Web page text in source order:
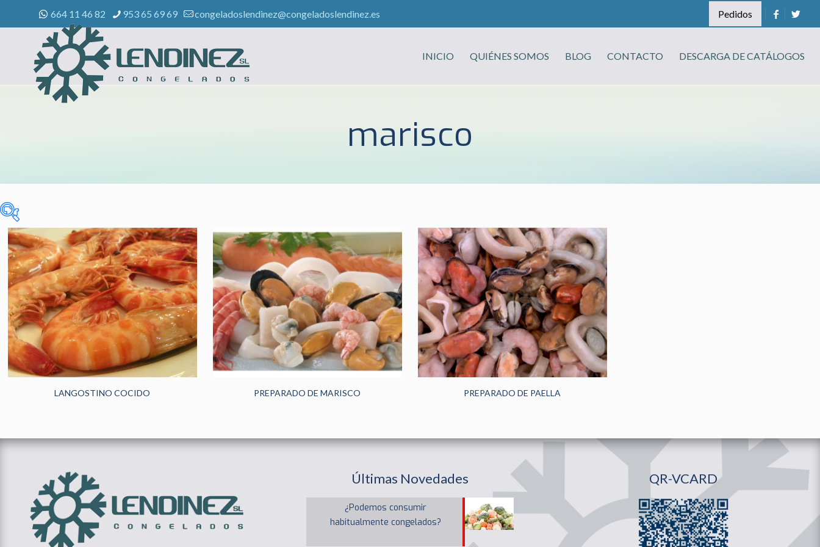
664 11 46 82 953 65 69 69 congeladoslendinez@congeladoslendinez.es Pedidos
INICIO QUIÉNES SOMOS BLOG CONTACTO DESCARGA DE CATÁLOGOS
marisco
Sin categorizar(0)
CELIACOS (3)
HOGAR(185)
HORECA(242)
PANADERÍA Y
PASTELERÍA(48)
LANGOSTINO COCIDO PREPARADO DE MARISCO PREPARADO DE PAELLA
Últimas Novedades
¿Podemos consumir
habitualmente congelados?
QR-VCARD